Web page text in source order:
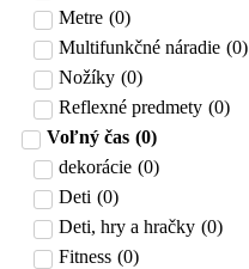
Metre (0)
Multifunkčné náradie (0)
Nožíky (0)
Reflexné predmety (0)
Voľný čas (0)
dekorácie (0)
Deti (0)
Deti, hry a hračky (0)
Fitness (0)